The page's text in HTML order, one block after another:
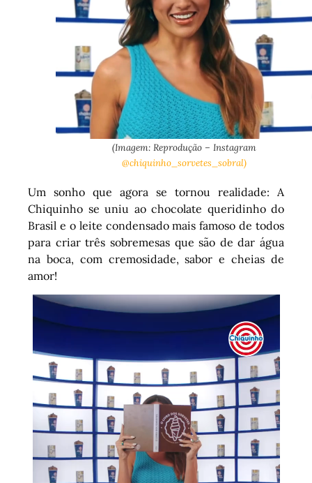
(Imagem: Reprodução – Instagram
@chiquinho_sorvetes_sobral)
Um sonho que agora se tornou realidade: A
Chiquinho se uniu ao chocolate queridinho do
Brasil e o leite condensado mais famoso de todos
para criar três sobremesas que são de dar água
na boca, com cremosidade, sabor e cheias de
amor!
Tocador
vídeo